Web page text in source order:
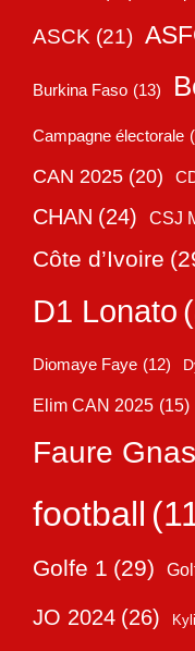
ASCK (21)
Burkina Faso (13)
Campagne électorale
CAN 2025 (20)
CHAN (24) CSJ
Côte d’Ivoire
D1 Lonato
Diomaye Faye (12)
Elim CAN 2025 (15)
Faure
football
Golfe 1 (29)
JO 2024 (26)